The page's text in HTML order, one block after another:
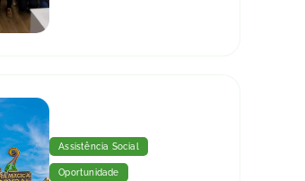
Assistência Social
Oportunidade